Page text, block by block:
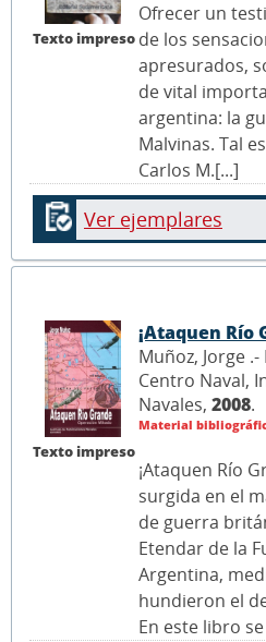
Texto impreso
Ofrecer un
de los
apresurados,
de vital
argentina: la
Malvinas. Tal
Carlos M.[...]
Ver ejemplares
Texto impreso
¡Ataquen Río
Muñoz, Jorge
Centro Naval,
Navales, 2008.
Material
¡Ataquen Río
surgida en el
de guerra
Etendar de la
Argentina,
hundieron el
En este libro